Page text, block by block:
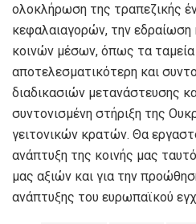
ολοκλήρωση της τραπεζικής
κεφαλαιαγορών, την
κοινών μέσων, όπως τα ταμεία
αποτελεσματικότερη και
διαδικασιών μετανάστευσης
συντονισμένη στήριξη της
γειτονικών κρατών. Θα
ανάπτυξη της κοινής μας
μας αξιών και για την
ανάπτυξης του ευρωπαϊκού